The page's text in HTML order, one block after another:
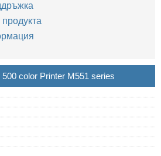
color Printer M551 series